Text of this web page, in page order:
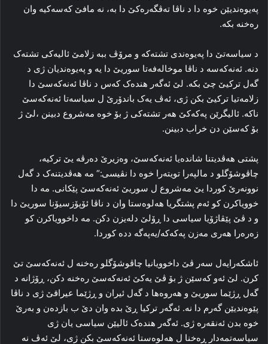
پەیوه‌ندیێن خوه‌ دا د ناڤا ته‌ڤگه‌ره‌کێ دا به‌، نه‌ مافێ که‌سه‌کیه‌ وان
رەخنە بکه‌.
د سیاسه‌تێ دا په‌یوه‌ندی تشته‌که‌ و مرۆڤ ببه‌ زلامێ ئالیه‌کی تشته‌ک
دنه‌. ئه‌نەکەسە د ناڤا موخاله‌فه‌تا سوریێ دا یه‌ و پەیوه‌ندیان ژی د
گه‌ل ترکیێ چێ بكە. لێ ئه‌گه‌ر هنده‌ک که‌س د ناڤا ئه‌نەکەسێ دا
زلامه‌تیا ترکیێ بکن ژی، ئه‌ڤ یه‌ک باندۆرێ ل سیاسه‌تا ئه‌نەکەسێ
ناکه‌. ئالیگرێن پەکەکێ هه‌ر تشته‌کی ژ بۆ خوه‌ مه‌شروع دبینن ،لێ ژ
بۆ که‌سێن دن خراب دبینن.
پشتی هه‌ڤدیتنا شاندەیا ئه‌نەکەسێ، وه‌زیرێ ده‌رڤه‌ یێ ترکیه‌،
چاڤوشۆگلو د مالپەرا تویته‌را خوە دا نڤیسی:“ مه‌ هه‌ڤدیتنه‌ک د گه‌ل
نوونه‌رێ کوردا یێ مه‌شروع ل سوریێ ئه‌نەکەسێ پێکانی. مه‌ دا
خوویاکرن کو ئه‌م پشتگریا هه‌لوه‌ستا وان د ناڤا ئۆپۆزسیۆنا سوریێ دا
و د ڤێ پێڤاژۆیا سیاسی دا ڕۆلێ دله‌یزن دکن. مه‌ داخوویاکرن کو
زه‌ره‌را هه‌ری مه‌زن پەکەکە/یەپەگە دده‌ کوردا.
ئاشكەرایەل سەر ڤێ داخوویانیا چاڤوشۆگلو رەخنە ل ئه‌نەکەسێ تێ
کرن. لێ ئه‌و که‌سێن ژ بۆ ڤێ یه‌کێ ئه‌نەکەسێ رەخنە دکن، ڕۆژانه‌ د
گه‌ل ڕژێما سوریێ و هه‌روه‌ها د گه‌ل ئیران و ڕژێما عیراقێ ژی د ناڤا
پێوه‌ندیێن گه‌رم دا نه‌. ئه‌گه‌ر ترکیا ڕێ بدە وان دێ ب بازدەن و به‌رێ
خوه‌ بدن ئه‌نقه‌ره‌ ژی. ئه‌گه‌ر هنده‌ک ئالیێن سیاسی یان ژی
سیاسه‌تمه‌دار ڕه‌خنا ل هه‌لوه‌ستا ئه‌نەکەسێ بکن ژی، لێ ئەڤ نه‌